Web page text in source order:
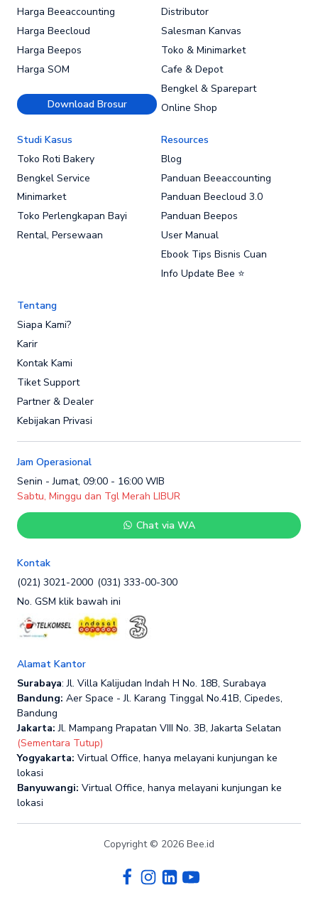
Harga Beeaccounting
Harga Beecloud
Harga Beepos
Harga SOM
Download Brosur
Distributor
Salesman Kanvas
Toko & Minimarket
Cafe & Depot
Bengkel & Sparepart
Online Shop
Studi Kasus
Toko Roti Bakery
Bengkel Service
Minimarket
Toko Perlengkapan Bayi
Rental, Persewaan
Resources
Blog
Panduan Beeaccounting
Panduan Beecloud 3.0
Panduan Beepos
User Manual
Ebook Tips Bisnis Cuan
Info Update Bee ⭐
Tentang
Siapa Kami?
Karir
Kontak Kami
Tiket Support
Partner & Dealer
Kebijakan Privasi
Jam Operasional
Senin - Jumat, 09:00 - 16:00 WIB
Sabtu, Minggu dan Tgl Merah LIBUR
Chat via WA
Kontak
(021) 3021-2000 (031) 333-00-300
No. GSM klik bawah ini
Alamat Kantor
Surabaya: Jl. Villa Kalijudan Indah H No. 18B, Surabaya
Bandung: Aer Space - Jl. Karang Tinggal No.41B, Cipedes,
Bandung
Jakarta: Jl. Mampang Prapatan VIII No. 3B, Jakarta Selatan
(Sementara Tutup)
Yogyakarta: Virtual Office, hanya melayani kunjungan ke
lokasi
Banyuwangi: Virtual Office, hanya melayani kunjungan ke
lokasi
Copyright © 2026 Bee.id